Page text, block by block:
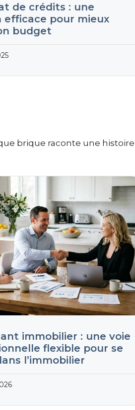
de crédits : une
efficace pour mieux
budget
brique raconte une histoire
immobilier : une voie
flexible pour se
l’immobilier